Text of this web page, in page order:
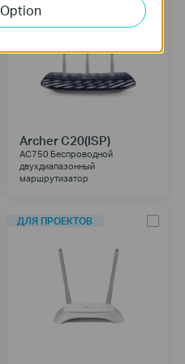
Archer C20(ISP)
AC750 Беспроводной
двухдиапазонный
маршрутизатор
ДЛЯ ПРОЕКТОВ